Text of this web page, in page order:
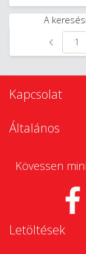
A
Kapcsolat
Általános
Kövessen
Letöltések